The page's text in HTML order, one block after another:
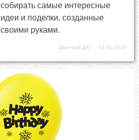
собирать самые интересные
идеи и поделки, созданные
своими руками.
Дмитрий ДА 02.01.2010